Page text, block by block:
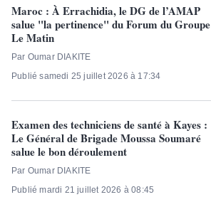
Maroc : À Errachidia, le DG de l’AMAP
salue "la pertinence" du Forum du Groupe
Le Matin
Par Oumar DIAKITE
Publié samedi 25 juillet 2026 à 17:34
Examen des techniciens de santé à Kayes :
Le Général de Brigade Moussa Soumaré
salue le bon déroulement
Par Oumar DIAKITE
Publié mardi 21 juillet 2026 à 08:45